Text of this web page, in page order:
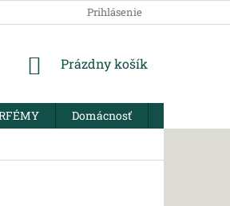
Prihlásenie
NÁKUPNÝ
Prázdny košík
Domácnosť